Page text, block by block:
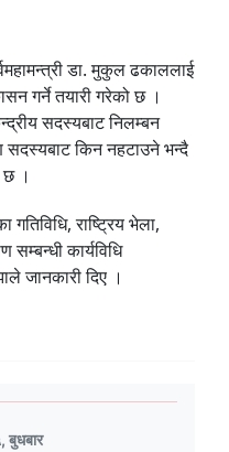
डा. मुकुल ढकाललाई
गर्ने तयारी गरेको छ ।
सदस्यबाट निलम्बन
सदस्यबाट किन नहटाउने भन्दै
छ ।
गतिविधि, राष्ट्रिय भेला,
सम्बन्धी कार्यविधि
जानकारी दिए ।
बुधबार